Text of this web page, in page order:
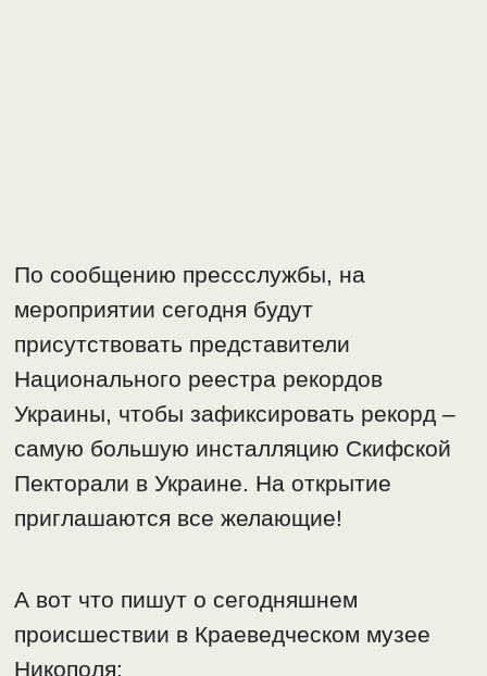
По сообщению прессслужбы, на
мероприятии сегодня будут
присутствовать представители
Национального реестра рекордов
Украины, чтобы зафиксировать рекорд –
самую большую инсталляцию Скифской
Пекторали в Украине. На открытие
приглашаются все желающие!
А вот что пишут о сегодняшнем
происшествии в Краеведческом музее
Никополя: